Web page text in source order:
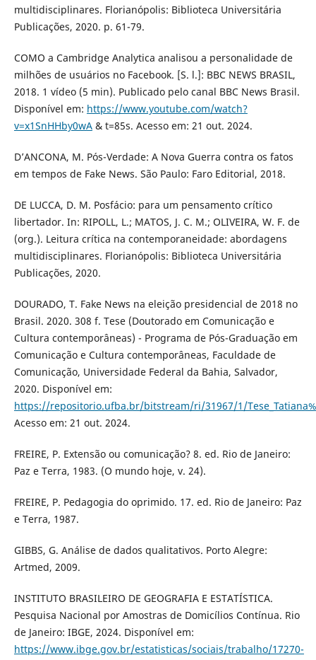
multidisciplinares. Florianópolis: Biblioteca Universitária
Publicações, 2020. p. 61-79.
COMO a Cambridge Analytica analisou a personalidade de
milhões de usuários no Facebook. [S. l.]: BBC NEWS BRASIL,
2018. 1 vídeo (5 min). Publicado pelo canal BBC News Brasil.
Disponível em: https://www.youtube.com/watch?
v=x1SnHHby0wA& t=85s. Acesso em: 21 out. 2024.
D’ANCONA, M. Pós-Verdade: A Nova Guerra contra os fatos
em tempos de Fake News. São Paulo: Faro Editorial, 2018.
DE LUCCA, D. M. Posfácio: para um pensamento crítico
libertador. In: RIPOLL, L.; MATOS, J. C. M.; OLIVEIRA, W. F. de
(org.). Leitura crítica na contemporaneidade: abordagens
multidisciplinares. Florianópolis: Biblioteca Universitária
Publicações, 2020.
DOURADO, T. Fake News na eleição presidencial de 2018 no
Brasil. 2020. 308 f. Tese (Doutorado em Comunicação e
Cultura contemporâneas) - Programa de Pós-Graduação em
Comunicação e Cultura contemporâneas, Faculdade de
Comunicação, Universidade Federal da Bahia, Salvador,
2020. Disponível em:
https://repositorio.ufba.br/bitstream/ri/31967/1/
Acesso em: 21 out. 2024.
FREIRE, P. Extensão ou comunicação? 8. ed. Rio de Janeiro:
Paz e Terra, 1983. (O mundo hoje, v. 24).
FREIRE, P. Pedagogia do oprimido. 17. ed. Rio de Janeiro: Paz
e Terra, 1987.
GIBBS, G. Análise de dados qualitativos. Porto Alegre:
Artmed, 2009.
INSTITUTO BRASILEIRO DE GEOGRAFIA E ESTATÍSTICA.
Pesquisa Nacional por Amostras de Domicílios Contínua. Rio
de Janeiro: IBGE, 2024. Disponível em:
https://www.ibge.gov.br/estatisticas/sociais/trabalho/17270-